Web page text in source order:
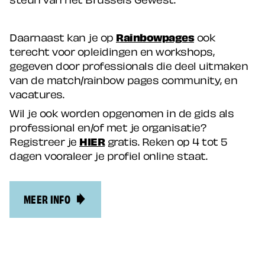
Daarnaast kan je op Rainbowpagesook
terecht voor opleidingen en workshops,
gegeven door professionals die deel uitmaken
van de match/rainbow pages community, en
vacatures.
Wil je ook worden opgenomen in de gids als
professional en/of met je organisatie?
Registreer je HIERgratis. Reken op 4 tot 5
dagen vooraleer je profiel online staat.
MEER INFO